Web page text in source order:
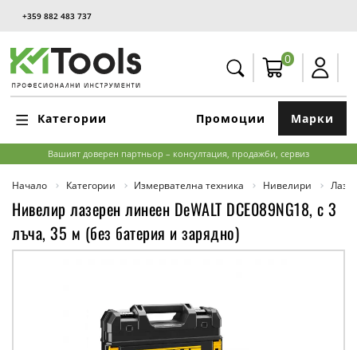
+359 882 483 737
0
Категории Марки
Промоции
Вашият доверен партньор – консултация, продажби, сервиз
Начало Категории Измервателна техника Нивелири
Нивелир лазерен линеен DeWALT DCE089NG18, с 3
лъча, 35 м (без батерия и зарядно)